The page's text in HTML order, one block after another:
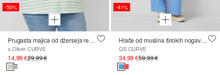
-50%
Prugasta majica od džerseja regularnog kroja s vezom srca
s.Oliver CURVE
14,99 €29,99 €
-41%
Hlače od muslina širokih nogavica
QS CURVE
34,99 €59,99 €